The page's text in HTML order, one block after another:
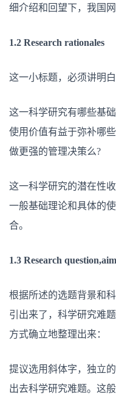
细介绍和回望下，我国
1.2 Research rationales
这一小标题，必须讲明
这一科学研究有哪些基
使用价值有益于弥补哪
做更强的管理决策么?
这一科学研究的潜在性
一般基础理论和具体的
合。
1.3 Research
根据所述的选题背景和
引出来了，科学研究难
方式确立地整理出来：
提议选用斜体字，独立
出去科学研究难题。这